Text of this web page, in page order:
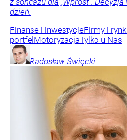
z sondażu dla „Wprost”.
dzień.
Finanse i inwestycjeFirmy i rynki
portfel MotoryzacjaTylko u Nas
Radosław Święcki